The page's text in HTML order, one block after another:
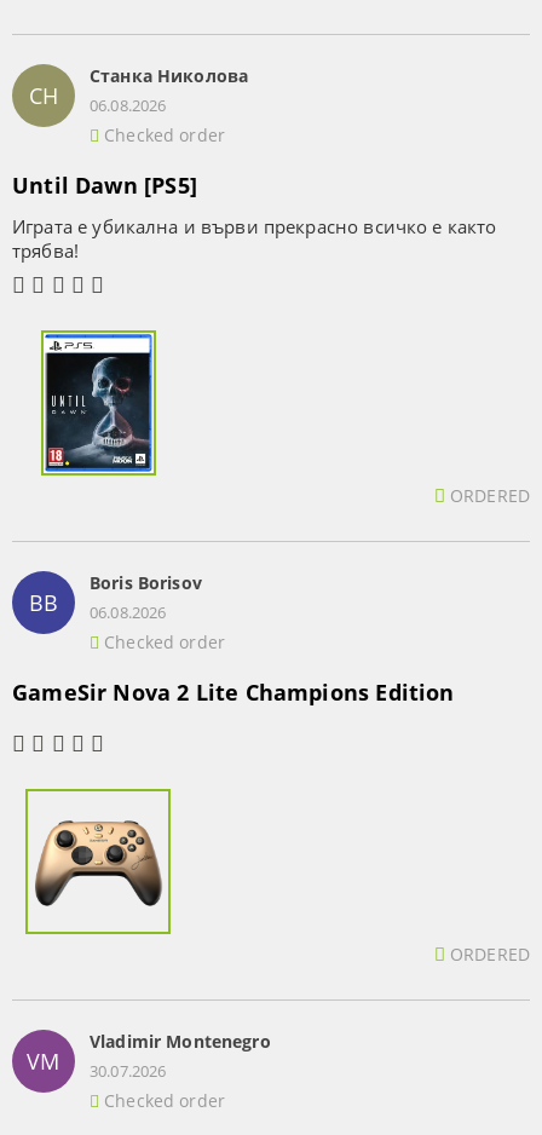
СН
Станка Николова
06.08.2026
Checked order
Until Dawn [PS5]
Играта е убикална и върви прекрасно всичко е както
трябва!
ORDERED
BB
Boris Borisov
06.08.2026
Checked order
GameSir Nova 2 Lite Champions Edition
ORDERED
VM
Vladimir Montenegro
30.07.2026
Checked order